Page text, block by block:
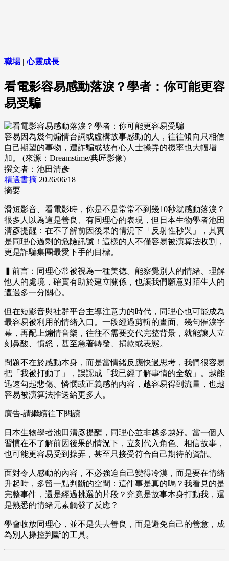
職場|心靈成長
看電影容易感動落淚？學者：你可能更容
易受騙
容易因為幾句煽情台詞或虛構故事感動的人，往往傾向只相信
自己期望的事物，遭詐騙或被有心人士操弄的機率也大幅增
加。 (來源：Dreamstime/典匠影像)
撰文者：池田清彥
精選書摘 2026/06/18
摘要
滑短影音、看電影時，你是不是常常不到幾10秒就感動落淚？
很多人以為這是善良、有同理心的表現，但日本生物學者池田
清彥提醒：在不了解前因後果的情況下「反射性秒哭」，其實
是同理心過剩的危險訊號！這樣的人不僅容易被演算法收割，
更是詐騙集團最愛下手的目標。
▍前言：同理心常被視為一種美德。能察覺別人的情緒、理解
他人的處境，確實有助於建立關係，也讓我們願意對陌生人的
遭遇多一分關心。
但在短影音與社群平台主導注意力的時代，同理心也可能成為
最容易被利用的情緒入口。一段經過剪輯的畫面、幾句催淚字
幕，再配上煽情音樂，往往不需要交代完整背景，就能讓人立
刻鼻酸、憤怒，甚至急著轉發、捐款或表態。
問題不在於感動本身，而是當情緒反應快過思考，我們很容易
把「我被打動了」，誤認成「我已經了解事情的全貌」。越能
迅速勾起悲傷、憐憫或正義感的內容，越容易得到流量，也越
容易被演算法推送給更多人。
廣告-請繼續往下閱讀
日本生物學者池田清彥提醒，同理心並非越多越好。當一個人
習慣在不了解前因後果的情況下，立刻代入角色、相信故事，
也可能更容易受到操弄，甚至只接受符合自己期待的資訊。
面對令人感動的內容，不必強迫自己變得冷漠，而是要在情緒
升起時，多留一點判斷的空間：這件事是真的嗎？我看見的是
完整事件，還是經過挑選的片段？究竟是故事本身打動我，還
是熟悉的情緒元素觸發了反應？
學會收放同理心，並不是失去善良，而是避免自己的善意，成
為別人操控判斷的工具。